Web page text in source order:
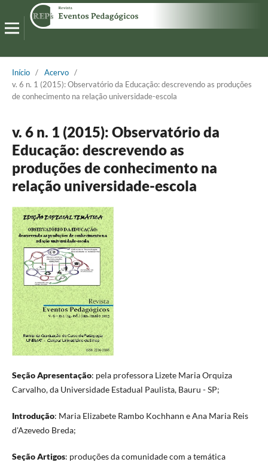
Início / Acervo /
v. 6 n. 1 (2015): Observatório da Educação: descrevendo as produções
de conhecimento na relação universidade-escola
v. 6 n. 1 (2015): Observatório da
Educação: descrevendo as
produções de conhecimento na
relação universidade-escola
Seção Apresentação: pela professora Lizete Maria Orquiza
Carvalho, da Universidade Estadual Paulista, Bauru - SP;
Introdução: Maria Elizabete Rambo Kochhann e Ana Maria Reis
d'Azevedo Breda;
Seção Artigos: produções da comunidade com a temática